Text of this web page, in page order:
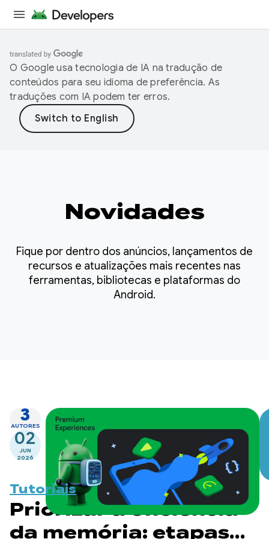
O Google usa tecnologia de IA na tradução de
conteúdos para seu idioma de preferência. As
traduções com IA podem ter erros.
Novidades
Fique por dentro dos anúncios, lançamentos de
recursos e atualizações mais recentes nas
ferramentas, bibliotecas e plataformas do
Android.
3
AUTORES
02
JUN
2026
Tutoriais
Priorizar a eficiência
da memória: etapas